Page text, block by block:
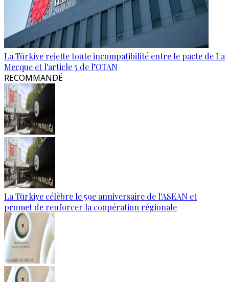
La Türkiye rejette toute incompatibilité entre le pacte de La
Mecque et l'article 5 de l’OTAN
RECOMMANDÉ
La Türkiye célèbre le 59e anniversaire de l'ASEAN et
promet de renforcer la coopération régionale